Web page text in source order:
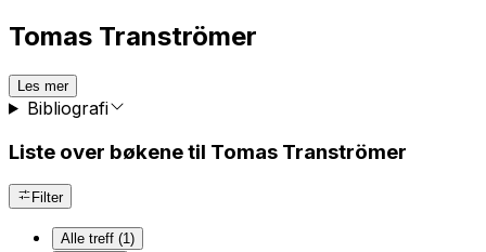
Tomas Tranströmer
Les mer
Bibliografi
Liste over bøkene til Tomas Tranströmer
Filter
Alle treff (1)